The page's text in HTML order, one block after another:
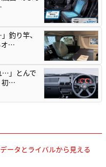
釣り竿、
オ…
…」とんで
初…
ータとライバルから見える